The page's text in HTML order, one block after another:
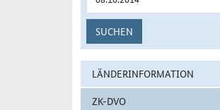
SUCHEN
LÄNDERINFORMATION
ZK-DVO